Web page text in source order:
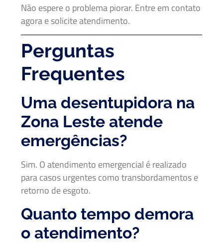
Não espere o problema piorar. Entre em contato
agora e solicite atendimento.
Perguntas
Frequentes
Uma desentupidora na
Zona Leste atende
emergências?
Sim. O atendimento emergencial é realizado
para casos urgentes como transbordamentos e
retorno de esgoto.
Quanto tempo demora
o atendimento?